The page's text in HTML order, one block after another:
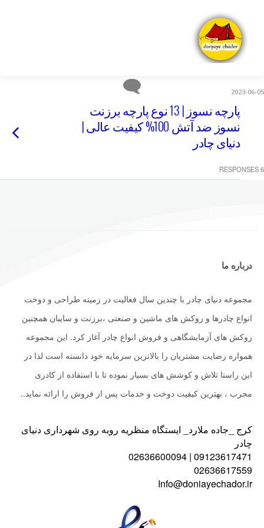
2023-06-05
پارچه نسوز | 13 نوع پارچه برزنت
نسوز ضد آتش 100% کیفیت عالی |
دنیای چادر
6 RESPONSES
درباره ما
مجموعه دنیای چادر با چندین سال فعالیت در زمینه طراحی و دوخت
انواع چادرها و روکش های ماشین و صنعتی ،برزنت و سایبان همچنین
روکش های آزمایشگاهی و فروش انواع چادر آغاز کرد. این مجموعه
همواره رضایت مشتریان را بالاترین سرمایه خود دانسته است لذا در
این راستا تلاش و کوشش های بسیار نموده تا با استفاده از کادری
مجرب ، بهترین کیفیت دوخت و خدمات پس از فروش را ارائه نماید..
کرج _جاده ملارد_ ایستگاه منظریه روبه روی شهرداری دنیای
چادر
09123617471 | 02636600094
02636617559
Info@doniayechador.ir